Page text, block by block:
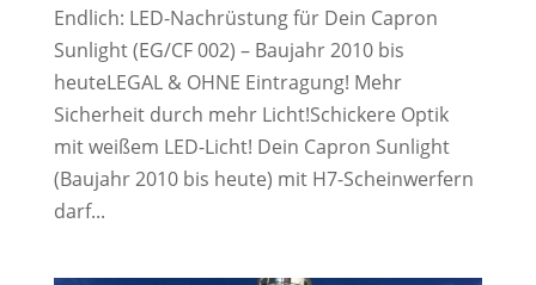
Endlich: LED-Nachrüstung für Dein Capron
Sunlight (EG/CF 002) – Baujahr 2010 bis
heuteLEGAL & OHNE Eintragung! Mehr
Sicherheit durch mehr Licht!Schickere Optik
mit weißem LED-Licht! Dein Capron Sunlight
(Baujahr 2010 bis heute) mit H7-Scheinwerfern
darf...